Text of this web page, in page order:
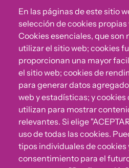
Fondo Social Europeo
2005) y Proyecto Bembea:
2004 y en la actualidad es
«Fondos Estructurales» en la
Vicepresidenta de la Red
la Pobreza – EAPN ES.
Secretariado Gitano en el
Española de Lucha Contra la
Imagen
En las páginas de este sitio
selección de cookies propias
Cookies esenciales, que son
utilizar el sitio web; cookies
proporcionan una mayor
el sitio web; cookies de
para generar datos
web y estadísticas; y
utilizan para mostrar
relevantes. Si elige
uso de todas las cookies.
tipos individuales de cookies
consentimiento para el